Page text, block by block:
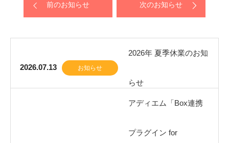
前のお知らせ 次のお知らせ
2026.07.13 お知らせ
2026年 夏季休業のお知
らせ
アディエム「Box連携
プラグイン for